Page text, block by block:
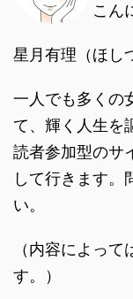
こん
星月有理（ほし
一人でも多くの
て、輝く人生を
読者参加型のサ
して行きます。
い。
（内容によっ
す。）